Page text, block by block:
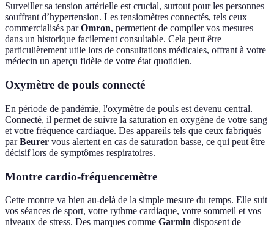
Surveiller sa tension artérielle est crucial, surtout pour les personnes
souffrant d’hypertension. Les tensiomètres connectés, tels ceux
commercialisés parOmron, permettent de compiler vos mesures
dans un historique facilement consultable. Cela peut être
particulièrement utile lors de consultations médicales, offrant à votre
médecin un aperçu fidèle de votre état quotidien.
Oxymètre de pouls connecté
En période de pandémie, l'oxymètre de pouls est devenu central.
Connecté, il permet de suivre la saturation en oxygène de votre sang
et votre fréquence cardiaque. Des appareils tels que ceux fabriqués
parBeurer vous alertent en cas de saturation basse, ce qui peut être
décisif lors de symptômes respiratoires.
Montre cardio-fréquencemètre
Cette montre va bien au-delà de la simple mesure du temps. Elle suit
vos séances de sport, votre rythme cardiaque, votre sommeil et vos
niveaux de stress. Des marques comme Garmin disposent de